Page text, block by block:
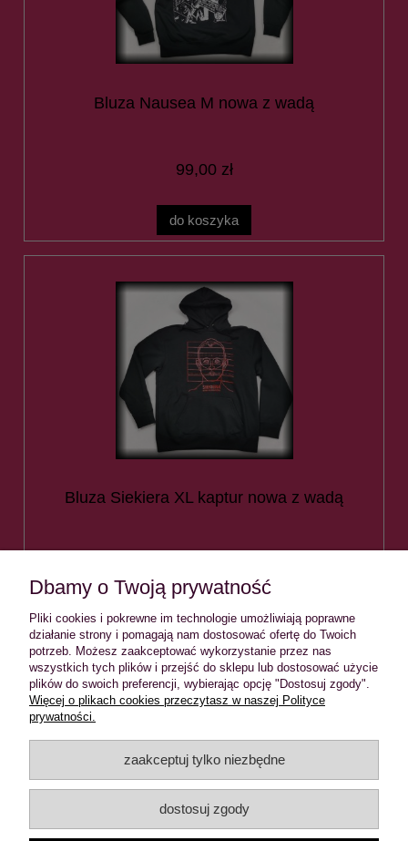
Bluza Nausea M nowa z wadą
99,00 zł
do koszyka
Bluza Siekiera XL kaptur nowa z wadą
do koszyka
INFORMACJE
PŁATNOŚCI I DOSTAWA
Dbamy o Twoją prywatność
Pliki cookies i pokrewne im technologie umożliwiają poprawne
działanie strony i pomagają nam dostosować ofertę do Twoich
potrzeb. Możesz zaakceptować wykorzystanie przez nas
wszystkich tych plików i przejść do sklepu lub dostosować użycie
plików do swoich preferencji, wybierając opcję "Dostosuj zgody".
Więcej o plikach cookies przeczytasz w naszej Polityce
prywatności.
zaakceptuj tylko niezbędne
dostosuj zgody